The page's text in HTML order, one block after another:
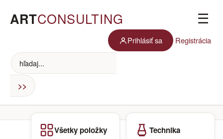
ARTCONSULTING ☰
Prihlásiť sa Registrácia
Všetky položky Technika